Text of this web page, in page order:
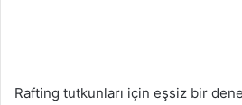
Rafting tutkunları için eşsiz bir